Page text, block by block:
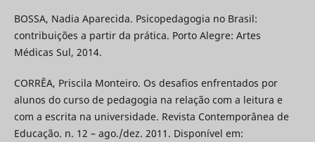
BOSSA, Nadia Aparecida. Psicopedagogia no Brasil:
contribuições a partir da prática. Porto Alegre: Artes
Médicas Sul, 2014.
CORRÊA, Priscila Monteiro. Os desafios enfrentados por
alunos do curso de pedagogia na relação com a leitura e
com a escrita na universidade. Revista Contemporânea de
Educação. n. 12 – ago./dez. 2011. Disponível em: